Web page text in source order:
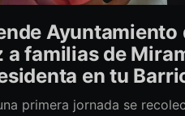
Ayuntamiento
a familias de
en tu
primera jornada se